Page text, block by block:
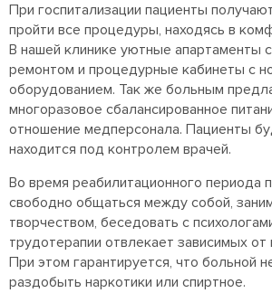
При госпитализации пациенты
пройти все процедуры, находясь в
В нашей клинике уютные апартаменты
ремонтом и процедурные кабинеты с
оборудованием. Так же больным
многоразовое сбалансированное
отношение медперсонала. Пациенты
находится под контролем врачей.
Во время реабилитационного периода
свободно общаться между собой,
творчеством, беседовать с
трудотерапии отвлекает зависимых
При этом гарантируется, что больной
раздобыть наркотики или спиртное.